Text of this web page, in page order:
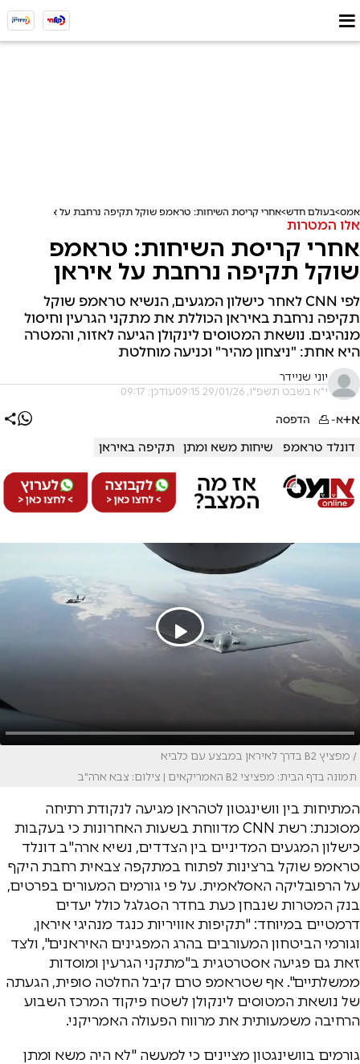
אמס בעולם חדש אחרי קריסת השיחות: טראמפ שוקל תקיפה נרחבת על איראן
אלו המטרות
אחרי קריסת השיחות: טראמפ
שוקל תקיפה נרחבת על איראן
לפי CNN לאחר כישלון המגעים, הנשיא טראמפ שוקל
תקיפה נרחבת באיראן הכוללת את מתקני הגרעין וחיסול
מנהיגים. נושאת המטוסים לינקולן הגיעה לאזור, והמטרה
היא אחת: "ניצחון מהיר" וכניעה מוחלטת
יוני שניידר
י"א בשבט תשפ"ו, 29/01/26 09:15 עודכן: 09:17
א+א- הדפסה
דונלד טראמפ שיחות משא ומתן תקיפה באיראן
/ מפציץ B2 בדרך לאיראן במבצע עם כלביא
תמונה בדף הבית: מפציצי B2 האמריקאים | צילום: צבא ארה"ב
המתיחות בין וושינגטון לטהראן מגיעה לנקודת רתיחה
מסוכנת: רשת CNN מדווחת בשעות האחרונות כי בעקבות
כישלון המגעים המדיניים בין הצדדים, נשיא ארה"ב דונלד
טראמפ שוקל ברצינות לפתוח במתקפה צבאית רחבת היקף
על הרפובליקה האסלאמית. על פי גורמים המעורים בפרטים,
בנק המטרות שנבחן כעת בחדר הסגלגל כולל יעדים
דרמטיים במיוחד: "תקיפות אוויריות כנגד מנהיגי איראן,
וגורמי הביטחון המעורבים בהרג המפגינים האיראנים", ולצד
זאת גם פגיעה אסטרטגית ב"מתקני הגרעין ומוסדות
ממשלתיים". אף שטראמפ טרם קיבל החלטה סופית, הגעתה
של נושאת המטוסים לינקולן לשטח פיקוד המרכז השבוע
הרחיבה משמעותית את מרווח הפעולה האמריקני.
גורמים בוושינגטון מציינים כי למעשה "לא היה משא ומתן